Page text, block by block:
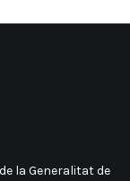
la Generalitat de